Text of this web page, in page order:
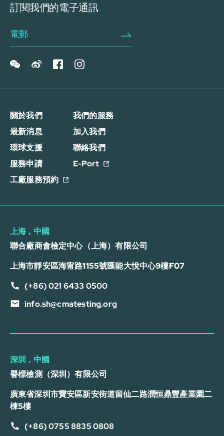
訂閱我們的電子通訊
關於我們
我們的服務
最新消息
加入我們
環球支援
聯絡我們
服務申請
E-Port
工廠服務預約
上海，中國
聯合廠商會檢定中心（上海）有限公司
上海市靜安區海甯路1155號匯能大悅中心9樓F07
(+86) 021 6433 0500
info.sh@cmatesting.org
深圳，中國
譽標檢測（深圳）有限公司
廣東省深圳市寶安區新安街道留仙二路潤恒鼎豐產業園二
棟5樓
(+86) 0755 8835 0808